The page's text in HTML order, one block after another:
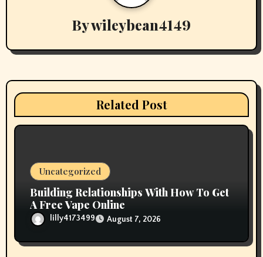
a
t
o
Bywileybean4149
Related Post
Uncategorized
Building Relationships With How To Get
A Free Vape Online
lilly4173499 August 7, 2026